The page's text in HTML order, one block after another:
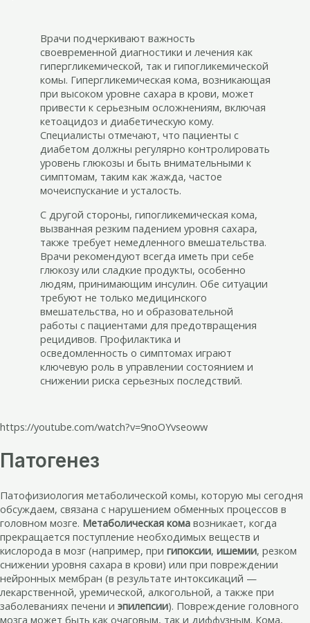
Врачи подчеркивают важность
своевременной диагностики и лечения как
гипергликемической, так и гипогликемической
комы. Гипергликемическая кома, возникающая
при высоком уровне сахара в крови, может
привести к серьезным осложнениям, включая
кетоацидоз и диабетическую кому.
Специалисты отмечают, что пациенты с
диабетом должны регулярно контролировать
уровень глюкозы и быть внимательными к
симптомам, таким как жажда, частое
мочеиспускание и усталость.
С другой стороны, гипогликемическая кома,
вызванная резким падением уровня сахара,
также требует немедленного вмешательства.
Врачи рекомендуют всегда иметь при себе
глюкозу или сладкие продукты, особенно
людям, принимающим инсулин. Обе ситуации
требуют не только медицинского
вмешательства, но и образовательной
работы с пациентами для предотвращения
рецидивов. Профилактика и
осведомленность о симптомах играют
ключевую роль в управлении состоянием и
снижении риска серьезных последствий.
https://youtube.com/watch?v=9noOYvseoww
Патогенез
Патофизиология метаболической комы, которую мы сегодня
обсуждаем, связана с нарушением обменных процессов в
головном мозге. Метаболическая кома возникает, когда
прекращается поступление необходимых веществ и
кислорода в мозг (например, при гипоксии, ишемии, резком
снижении уровня сахара в крови) или при повреждении
нейронных мембран (в результате интоксикаций —
лекарственной, уремической, алкогольной, а также при
заболеваниях печени и эпилепсии). Повреждение головного
мозга может быть как очаговым, так и диффузным. Кома,